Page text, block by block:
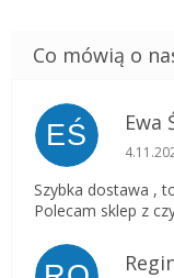
EŚ Ewa
Szybka dostawa ,
Polecam sklep z